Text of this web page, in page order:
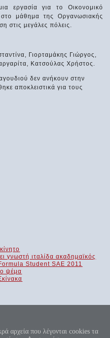
εργασία για το Οικονομικό
μάθημα της Οργανωσιακής
στις μεγάλες πόλεις.
Γιορταμάκης Γιώργος,
Κατσούλας Χρήστος.
δεν ανήκουν στην
αποκλειστικά για τους
γνωστή ιταλίδα ακαδημαϊκός
Student SAE 2011
ψέμα
ιστότοπό μας 154 guests και
το κύκλου μήκος ίνα
αρχεία που λέγονται cookies τα